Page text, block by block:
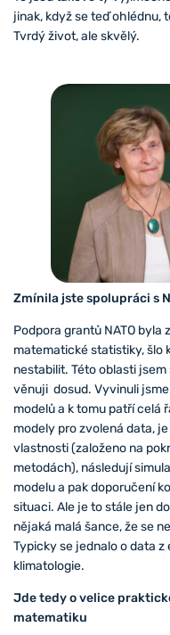
jinak, když se teď ohlédnu,
Tvrdý život, ale skvělý.
Zmínila jste spolupráci s
Podpora grantů NATO
matematické statistiky, šlo
nestabilit. Této oblasti
věnuji dosud. Vyvinuli
modelů a k tomu patří celá
modely pro zvolená data,
vlastnosti (založeno na
metodách), následují
modelu a pak doporučení
situaci. Ale je to stále jen
nějaká malá šance, že se
Typicky se jednalo o data
klimatologie.
Jde tedy o velice
matematiku